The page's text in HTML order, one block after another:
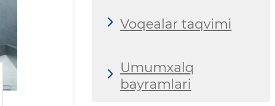
Voqealar taqvimi
Umumxalq
bayramlari